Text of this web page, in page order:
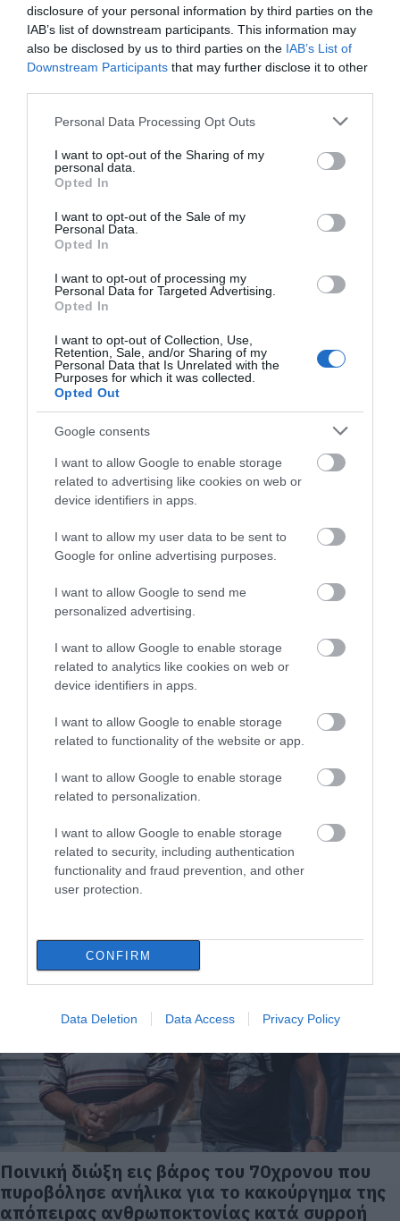
disclosure of your personal information by third parties on the
IAB’s list of downstream participants. This information may
also be disclosed by us to third parties on the IAB’s List of
Downstream Participants that may further disclose it to other
Please note that this website/app uses one or more Google
not limited to your visit or usage behaviour. You may click to
grant or deny consent to Google and its third-party tags to
use your data for below specified purposes in below Google
consent section.
Personal Data Processing Opt Outs
I want to opt-out of the Sharing of my
personal data.
Opted In
I want to opt-out of the Sale of my
Personal Data.
Opted In
I want to opt-out of processing my
Personal Data for Targeted Advertising.
Opted In
I want to opt-out of Collection, Use,
Retention, Sale, and/or Sharing of my
Personal Data that Is Unrelated with the
Purposes for which it was collected.
Opted Out
Google consents
I want to allow Google to enable storage
related to advertising like cookies on web or
device identifiers in apps.
I want to allow my user data to be sent to
Google for online advertising purposes.
I want to allow Google to send me
personalized advertising.
I want to allow Google to enable storage
related to analytics like cookies on web or
device identifiers in apps.
I want to allow Google to enable storage
related to functionality of the website or app.
I want to allow Google to enable storage
related to personalization.
I want to allow Google to enable storage
related to security, including authentication
functionality and fraud prevention, and other
user protection.
CONFIRM
Data Deletion Data Access Privacy Policy
Διώξεις για απόπειρα ανθρωποκτονίας για
το μαχαίρωμα έξω από το Εφετείο
23.03.2023 | 17:40
Κιβωτός του Κόσμου: «Κρύβεται γιατί είναι
ένοχος» – Το ξέσπασμα της μητέρας του
19χρονου
24.02.2023 | 17:40
Δίωξη σε γνωστό ράπερ για σωρεία
ληστειών
14.12.2022 | 17:00
Trannos: Νέα σύλληψη του τράπερ –
Κατηγορείται ξανά για παράνομη
25.11.2022 | 20:20
Ποινική διώξη εις βάρος του 70χρονου που
πυροβόλησε ανήλικα για το κακούργημα της
απόπειρας ανθρωποκτονίας κατά συρροή